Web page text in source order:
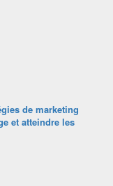
de marketing
et atteindre les